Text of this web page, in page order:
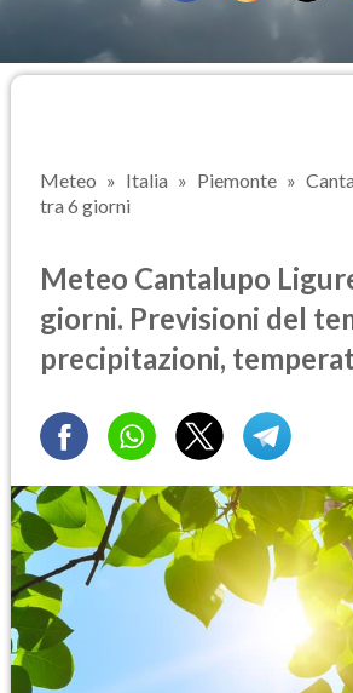
Meteo Italia Piemonte
tra 6 giorni
Meteo Cantalupo
giorni. Previsioni del
precipitazioni,